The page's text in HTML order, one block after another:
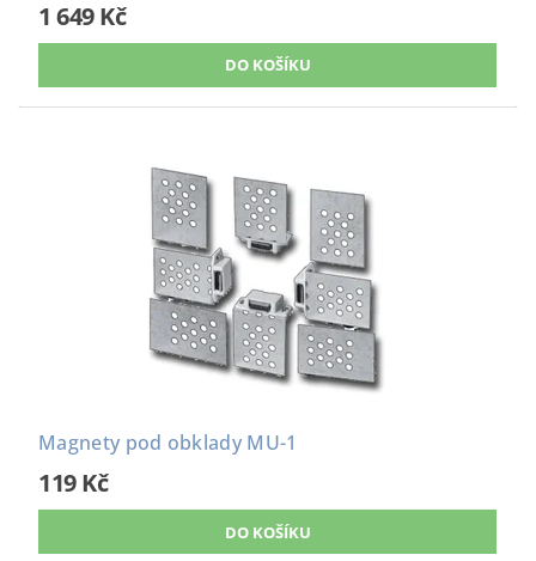
1 649 Kč
Magnety pod obklady MU-1
119 Kč